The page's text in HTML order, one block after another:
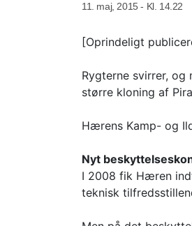
11. maj, 2015 - Kl. 14.22
[Oprindeligt
Rygterne svirrer, og
større kloning af
Hærens Kamp- og
Nyt
I 2008 fik Hæren
teknisk